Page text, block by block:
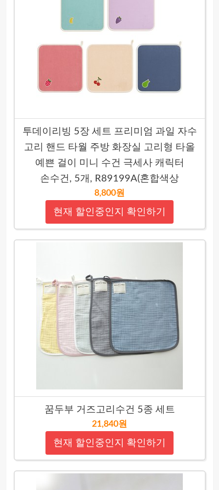
투데이리빙 5장 세트 프리미엄 과일 자수
고리 핸드 타월 주방 화장실 고리형 타올
예쁜 걸이 미니 수건 극세사 캐릭터
손수건, 5개, R89199A(혼합색상
8,800원
현재 할인중인지 확인하기
꿈두부 거즈고리수건 5종 세트
21,840원
현재 할인중인지 확인하기